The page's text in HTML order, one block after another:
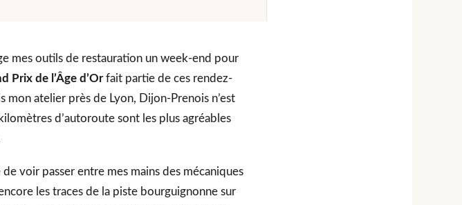
mes outils de restauration un week-end pour
Prix de l’Âge d’Orfait partie de ces rendez-
atelier près de Lyon, Dijon-Prenois n’est
d’autoroute sont les plus agréables
voir passer entre mes mains des mécaniques
les traces de la piste bourguignonne sur